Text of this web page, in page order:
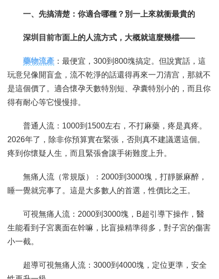
一、先搞清楚：你適合哪種？別一上來就衝最貴的
深圳目前市面上的人流方式，大概就這麼幾檔——
藥物流產 ：最便宜，300到800塊搞定。但說實話，這
玩意兒像開盲盒，流不乾淨的話還得再來一刀清宫，那就不
是這個價了。適合懷孕天數特別短、孕囊特別小的，而且你
得有耐心等它慢慢排。
普通人流：1000到1500左右，不打麻藥，疼是真疼。
2026年了，除非你預算實在緊張，否則真不建議選這個。
疼到你懷疑人生，而且緊張會讓手術難度上升。
無痛人流（常規版）：2000到3000塊，打靜脈麻醉，
睡一覺就完事了。這是大多數人的首選，性價比之王。
可視無痛人流：2000到3000塊，B超引導下操作，醫
生能看到子宮裏面在幹嘛，比盲操精準得多，對子宮的傷害
小一截。
超導可視無痛人流：3000到4000塊，定位更準，安全